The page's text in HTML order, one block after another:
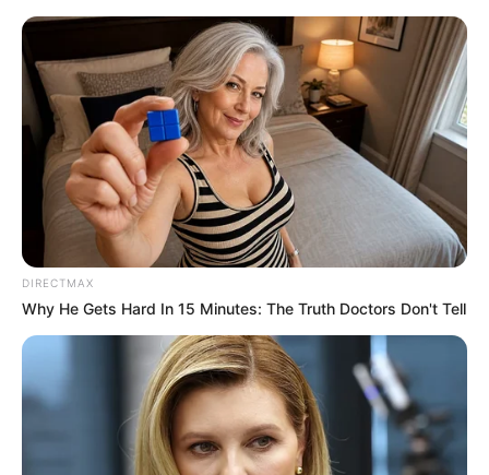
Adresssuche - Nassau
Nassau Hotels Nassau
Heute ist Hohes Friedersfest (in Augsburg ein Feiertag):
Sonnabend, der 08.08.2026
Ausgehend von dieser Seite ist die Suche von Adressen
und Anschriften sowohl in Deutschland als auch in der
für
von OpenStreetMap verlinkt.
Adresse in Nassau auf der Landkarte bzw. dem
Stadtplan von OpenStreetMap suchen:
DIRECTMAX
Why He Gets Hard In 15 Minutes: The Truth Doctors Don't Tell